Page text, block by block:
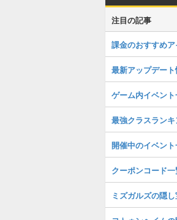
注目の記事
課金のおすすめア
最新アップデート
ゲーム内イベント
最強クラスランキ
開催中のイベン
クーポンコード
ミズガルズの隠